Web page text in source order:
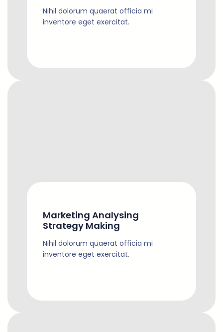
Nihil dolorum quaerat officia mi
inventore eget exercitat.
Marketing Analysing
Strategy Making
Nihil dolorum quaerat officia mi
inventore eget exercitat.